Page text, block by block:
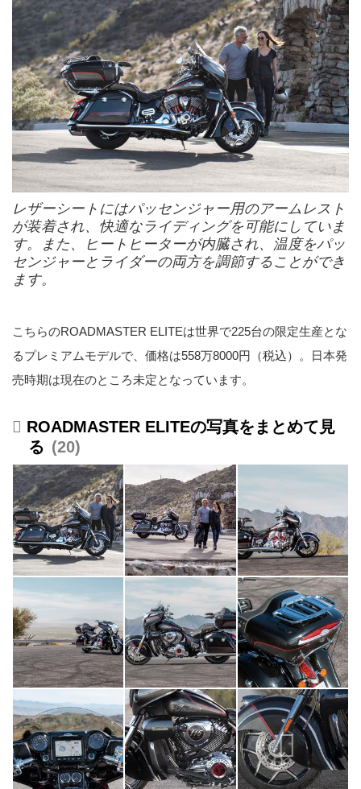
レザーシートにはパッセンジャー用のアームレスト
が装着され、快適なライディングを可能にしていま
す。また、ヒートヒーターが内臓され、温度をパッ
センジャーとライダーの両方を調節することができ
ます。
こちらのROADMASTER ELITEは世界で225台の限定生産とな
るプレミアムモデルで、価格は558万8000円（税込）。日本発
売時期は現在のところ未定となっています。
ROADMASTER ELITEの写真をまとめて見
る
20